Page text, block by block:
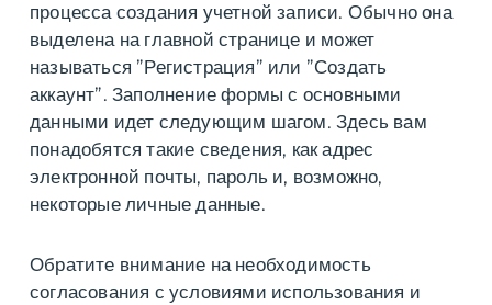
процесса создания учетной записи. Обычно она
выделена на главной странице и может
называться ”Регистрация” или ”Создать
аккаунт”. Заполнение формы с основными
данными идет следующим шагом. Здесь вам
понадобятся такие сведения, как адрес
электронной почты, пароль и, возможно,
некоторые личные данные.
Обратите внимание на необходимость
согласования с условиями использования и